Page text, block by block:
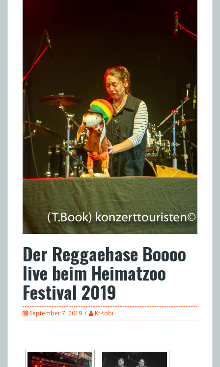
Der Reggaehase Boooo
live beim Heimatzoo
Festival 2019
September 7, 2019 Kt-tobi